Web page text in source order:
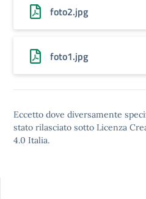
foto2.jpg
foto1.jpg
Eccetto dove diversamente
stato rilasciato sotto Licenza
4.0 Italia.